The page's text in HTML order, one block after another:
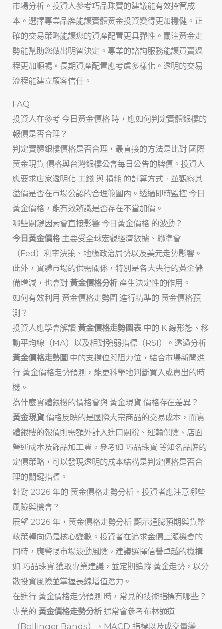
市場分析。投資人參考巧品珠寶的建議能有效控管成
本。選擇專業品牌能讓實體黃金投資變得更加穩健。正
確的交易策略能讓您的資產配置更具彈性。關注黃金走
勢能幫助您做出明智決定。專業的諮詢服務能讓買賣過
程更加順暢。長期資產配置應考慮多樣化。透明的交易
流程能建立顧客信任。
FAQ
投資人在參考 今日黃金價格 時，應如何判定實體銀樓的
報價是否合理？
判定實體銀樓價格是否合理，最直接的方法是比對 國際
黃金現貨 價格與台灣銀樓公會每日公告的牌價。投資人
應要求店家透明化 工錢 與 損耗 的計算方式，並觀察其
溢價是否在市場公認的合理範圍內。透過即時監控 今日
黃金價格，能有效辨識是否存在不當加價。
哪些關鍵因素會直接影響 今日黃金價格 的波動？
今日黃金價格主要受全球宏觀經濟數據、聯準會
（Fed）利率決策、地緣政治局勢以及美元走勢影響。
此外，實體市場的供需關係，特別是各大央行的黃金儲
備增減，也會對 黃金價格分析產生決定性的作用。
如何有效利用 黃金價格走勢圖 進行精準的 黃金價格預
測？
投資人應學會解讀 黃金價格走勢圖表 中的 K 線形態、移
動平均線（MA）以及相對強弱指標（RSI）。透過分析
黃金價格走勢圖 中的支撐位與阻力位，結合市場新聞進
行 黃金價格走勢預測，能更科學地判斷買入或賣出的時
機。
為什麼實體銀樓的價格會與 黃金現貨 價格存在差異？
黃金現貨 價格反映的是國際大宗商品的交易成本，而實
體銀樓的報價則需額外計入進口關稅、運輸保險、店面
營運成本及飾品加工費。參考如 巧品珠寶 等知名品牌的
定價策略，可以發現透明的成本結構是判定價格是否合
理的關鍵指標。
針對 2026 年的 黃金價格走勢分析，投資者應注意哪些
風險與機會？
展望 2026 年，黃金價格走勢分析 顯示通膨預期與貨幣
政策轉向仍是核心變數。投資者在追求金價上漲機會的
同時，應警惕市場波動風險。建議選擇信譽卓越的機構
如 巧品珠寶 獲取專業建議，並定期追蹤 黃金走勢，以分
散投資風險並掌握長線增值潛力。
在進行 黃金價格走勢預測 時，常見的技術指標有哪些？
專業的 黃金價格走勢分析通常會參考布林通道
（Bollinger Bands）、MACD 指標以及成交量變